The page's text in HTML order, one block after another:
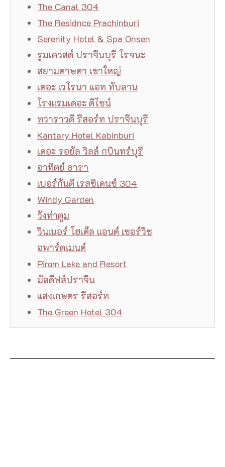
The Canal 304
The Residnce Prachinburi
Serenity Hotel & Spa Onsen
รูมเควสต์ ปราจีนบุรี โรจนะ
สยามดาษดา เขาใหญ่
เดอะ เวโรนา แอท ทับลาน
โรงแรมเดอะ ดีไซน์
ทวาราวดี รีสอร์ท ปราจีนบุรี
Kantary Hotel Kabinburi
เดอะ รอยัล วิลล์ กบินทร์บุรี
อาทิตย์ ธารา
เบอร์กันดี เรสซิเดนซ์ 304
Windy Garden
วังท่าตูม
วินเนอร์ โฮเต็ล แอนด์ เซอร์วิซ
อพาร์ตเมนต์
Pirom Lake and Resort
มัลดีฟส์ปราจีน
แสงเกษตร รีสอร์ท
The Green Hotel 304